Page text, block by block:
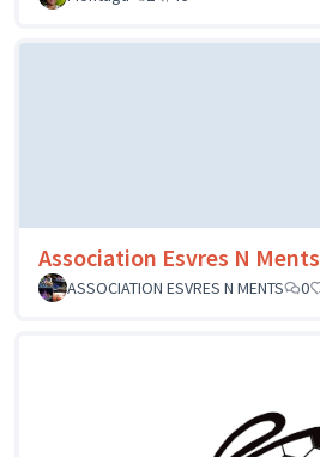
Association Esvres N Ments
ASSOCIATION ESVRES N MENTS
0